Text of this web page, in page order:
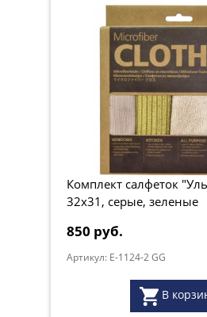
Комплект салфеток
32х31, серые, зеленые
850 руб.
Артикул: E-1124-2 GG
В